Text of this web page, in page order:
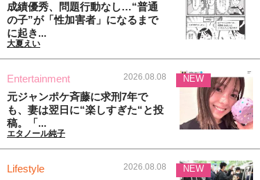
成績優秀、問題行動なし…“普通
の子”が「性加害者」になるまで
に起き...
大夏えい
Entertainment 2026.08.08
元ジャンポケ斉藤に求刑7年で
も、妻は翌日に“楽しすぎた“と投
稿。「...
エタノール純子
NEW
Lifestyle 2026.08.08 NEW